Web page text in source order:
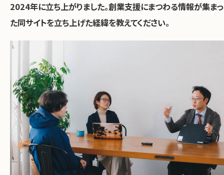
2024年に立ち上がりました。創業支援にまつわる情報が集まっ
た同サイトを立ち上げた経緯を教えてください。